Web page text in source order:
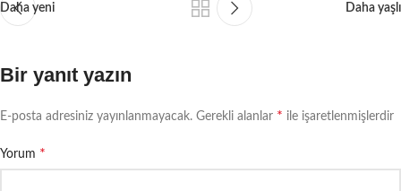
Daha yeni Daha yaşlı
Bir yanıt yazın
E-posta adresiniz yayınlanmayacak. Gerekli alanlar * ile işaretlenmişlerdir
Yorum *